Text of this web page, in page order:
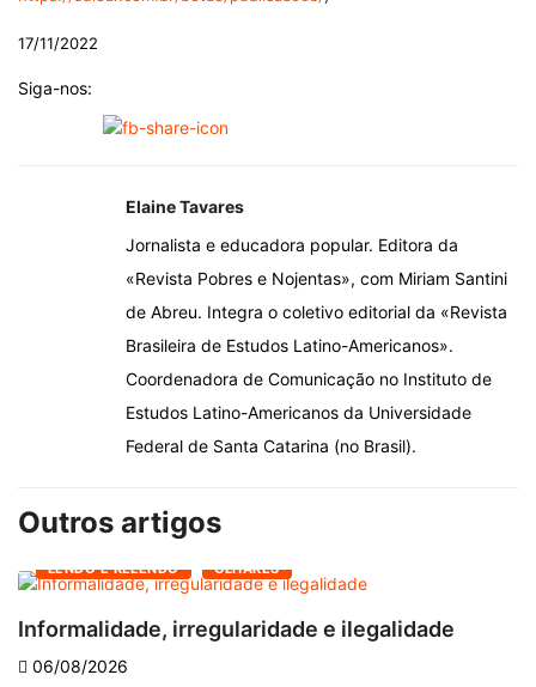
17/11/2022
Siga-nos:
Elaine Tavares
Jornalista e educadora popular. Editora da
«Revista Pobres e Nojentas», com Miriam Santini
de Abreu. Integra o coletivo editorial da «Revista
Brasileira de Estudos Latino-Americanos».
Coordenadora de Comunicação no Instituto de
Estudos Latino-Americanos da Universidade
Federal de Santa Catarina (no Brasil).
Outros artigos
LENDO E RELENDO OLHARES
Informalidade, irregularidade e ilegalidade
06/08/2026